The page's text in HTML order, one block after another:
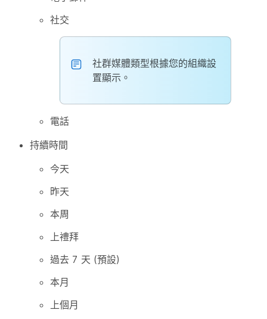
社交
社群媒體類型根據您的組織設
置顯示。
電話
持續時間
今天
昨天
本周
上禮拜
過去 7 天 (預設)
本月
上個月